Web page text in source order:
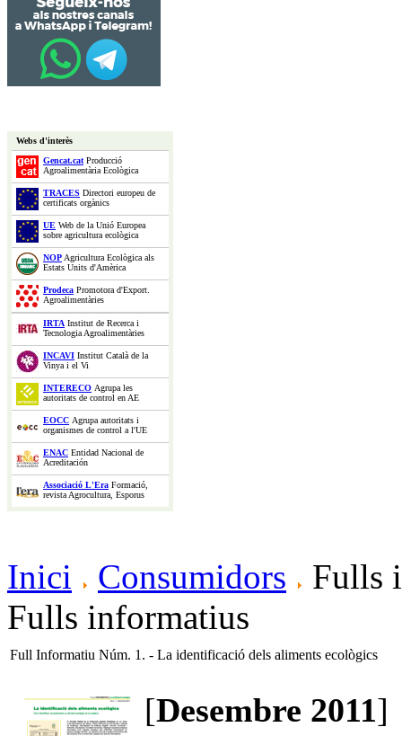
Webs d'interès
Gencat.catProducció
Agroalimentària Ecològica
TRACES Directori europeu de
certificats orgànics
UE Web de la Unió Europea
sobre agricultura ecològica
NOPAgricultura Ecològica als
Estats Units d'Amèrica
Prodeca Promotora d'Export.
Agroalimentàries
IRTA Institut de Recerca i
Tecnologia Agroalimentàries
INCAVI Institut Català de la
Vinya i el Vi
INTERECO Agrupa les
autoritats de control en AE
EOCC Agrupa autoritats i
organismes de control a l'UE
ENAC Entidad Nacional de
Acreditación
Associació L'Era Formació,
revista Agrocultura, Esporus
Inici Consumidors
Fulls
Fulls informatius
Full Informatiu Núm. 1. - La identificació dels aliments ecològics
[Desembre 2011]